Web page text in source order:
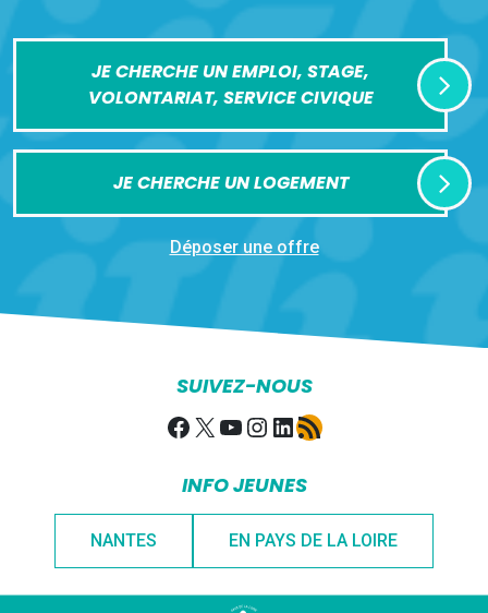
JE CHERCHE UN EMPLOI, STAGE,
VOLONTARIAT, SERVICE CIVIQUE
JE CHERCHE UN LOGEMENT
Déposer une offre
SUIVEZ-NOUS
Facebook
X YouTube
Instagram
LinkedIn
Flux RSS
INFO JEUNES
NANTES EN PAYS DE LA LOIRE